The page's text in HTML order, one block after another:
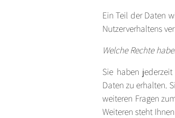
Ein Teil der Daten
Nutzerverhaltens
Welche Rechte
Sie haben
Daten zu erhalten.
weiteren Fragen
Weiteren steht